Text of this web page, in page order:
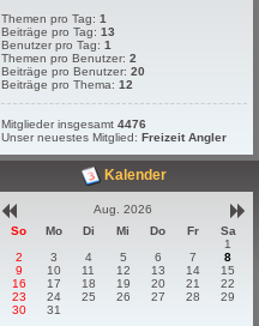
Themen pro Tag:1
Beiträge pro Tag:13
Benutzer pro Tag:1
Themen pro Benutzer:2
Beiträge pro Benutzer:20
Beiträge pro Thema:12
Mitglieder insgesamt4476
Unser neuestes Mitglied:Freizeit Angler
Kalender
Aug. 2026
So
Mo Di Mi Do Fr
Sa
1
2
3 4 5 6 7
8
9
10 11 12 13 14
15
16
17 18 19 20 21
22
23
24 25 26 27 28
29
30
31